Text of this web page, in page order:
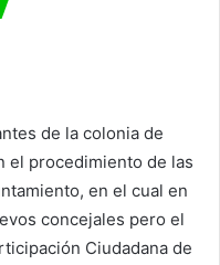
de la colonia de
el procedimiento de las
en el cual en
concejales pero el
Ciudadana de